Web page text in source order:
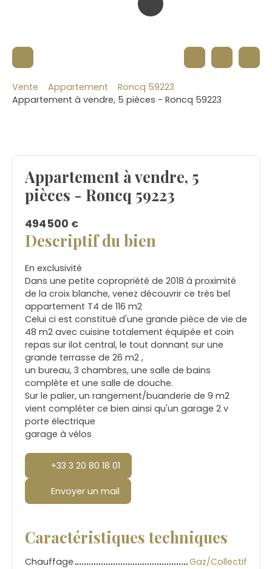
Vente Appartement
Roncq 59223
Appartement à vendre, 5 pièces - Roncq 59223
Appartement à vendre, 5
pièces - Roncq 59223
494 500 €
Descriptif du bien
En exclusivité
Dans une petite copropriété de 2018 à proximité
de la croix blanche, venez découvrir ce très bel
appartement T4 de 116 m2
Celui ci est constitué d'une grande pièce de vie de
48 m2 avec cuisine totalement équipée et coin
repas sur ilot central, le tout donnant sur une
grande terrasse de 26 m2 ,
un bureau, 3 chambres, une salle de bains
complète et une salle de douche.
Sur le palier, un rangement/buanderie de 9 m2
vient compléter ce bien ainsi qu'un garage 2 v
porte électrique
garage à vélos
+33 3 20 80 18 01
Envoyer un mail
Caractéristiques techniques
Chauffage
Gaz/Collectif